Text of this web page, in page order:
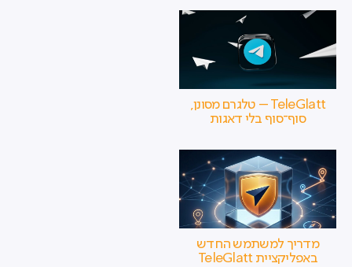
TeleGlatt – טלגרם מסונן,
סוף־סוף בלי דאגות
מדריך למשתמש החדש
באפליקציית TeleGlatt